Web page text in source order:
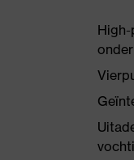
High-